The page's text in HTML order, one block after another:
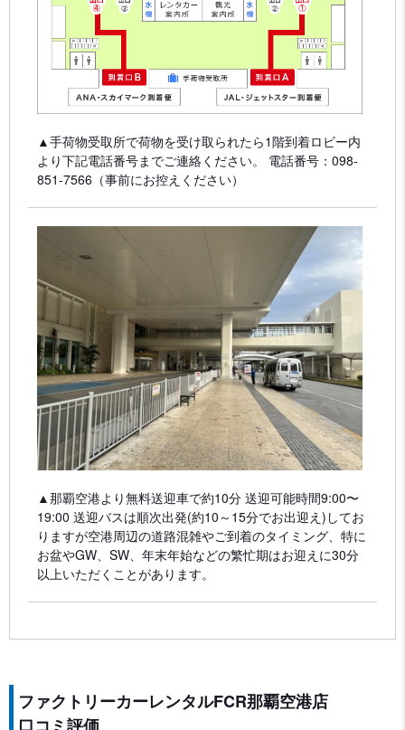
▲手荷物受取所で荷物を受け取られたら1階到着ロビー内
より下記電話番号までご連絡ください。 電話番号：098-
851-7566（事前にお控えください）
▲那覇空港より無料送迎車で約10分 送迎可能時間9:00〜
19:00 送迎バスは順次出発(約10～15分でお出迎え)してお
りますが空港周辺の道路混雑やご到着のタイミング、特に
お盆やGW、SW、年末年始などの繁忙期はお迎えに30分
以上いただくことがあります。
ファクトリーカーレンタルFCR那覇空港店
口コミ評価